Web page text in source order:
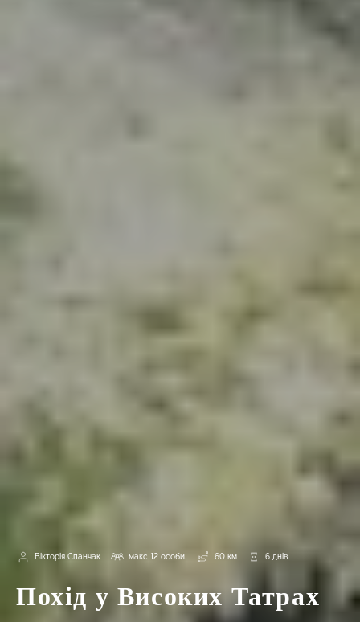
Вікторія Спанчак макс 12 особи. 60 км 6 днів
Похід у Високих Татрах